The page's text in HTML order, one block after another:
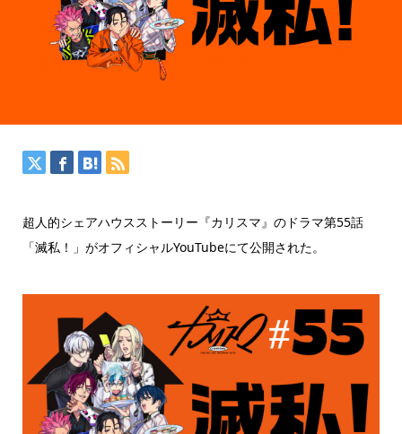
超人的シェアハウスストーリー『カリスマ』のドラマ第55話
「滅私！」がオフィシャルYouTubeにて公開された。